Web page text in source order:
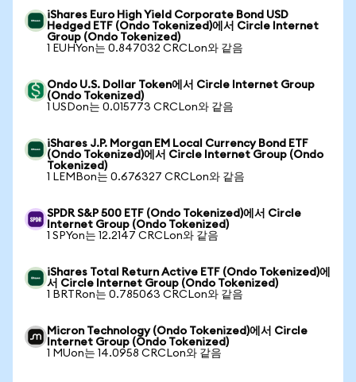
iShares Euro High Yield Corporate Bond USD
Hedged ETF (Ondo Tokenized)에서 Circle Internet
Group (Ondo Tokenized)
1 EUHYon는 0.847032 CRCLon와 같음
Ondo U.S. Dollar Token에서 Circle Internet Group
(Ondo Tokenized)
1 USDon는 0.015773 CRCLon와 같음
iShares J.P. Morgan EM Local Currency Bond ETF
(Ondo Tokenized)에서 Circle Internet Group (Ondo
Tokenized)
1 LEMBon는 0.676327 CRCLon와 같음
SPDR S&P 500 ETF (Ondo Tokenized)에서 Circle
Internet Group (Ondo Tokenized)
1 SPYon는 12.2147 CRCLon와 같음
iShares Total Return Active ETF (Ondo Tokenized)에
서 Circle Internet Group (Ondo Tokenized)
1 BRTRon는 0.785063 CRCLon와 같음
Micron Technology (Ondo Tokenized)에서 Circle
Internet Group (Ondo Tokenized)
1 MUon는 14.0958 CRCLon와 같음